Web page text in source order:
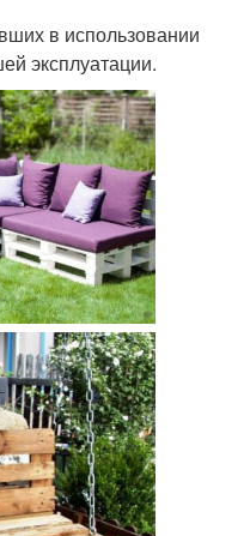
в использовании
эксплуатации.